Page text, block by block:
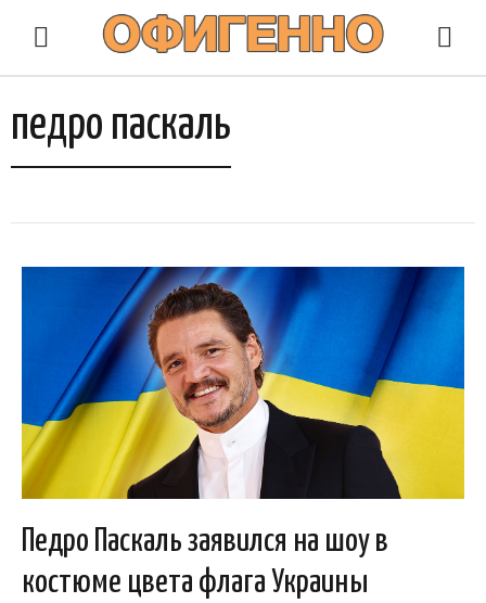
педро паскаль
Педро Паскаль заявился на шоу в
костюме цвета флага Украины